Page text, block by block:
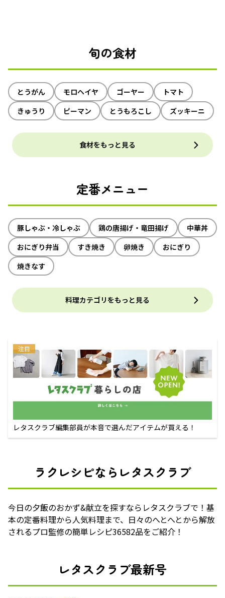
旬の食材
とうがん モロヘイヤ ゴーヤー
トマト
きゅうり
ピーマン とうもろこし ズッキーニ
食材をもっと見る
定番メニュー
豚しゃぶ・冷しゃぶ 鶏の唐揚げ・竜田揚げ
中華丼
おにぎり弁当
すき焼き 卵焼き
おにぎり
焼きなす
料理カテゴリをもっと見る
注目
レタスクラブ編集部員が本音で選んだアイテムが買える！
ラクレシピならレタスクラブ
今日の夕飯のおかず&献立を探すならレタスクラブで！基
本の定番料理から人気料理まで、日々のへとへとから解放
されるプロ監修の簡単レシピ36582品をご紹介！
レタスクラブ最新号